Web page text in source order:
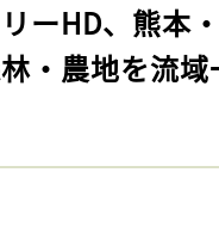
リーHD、熊本
・農地を流